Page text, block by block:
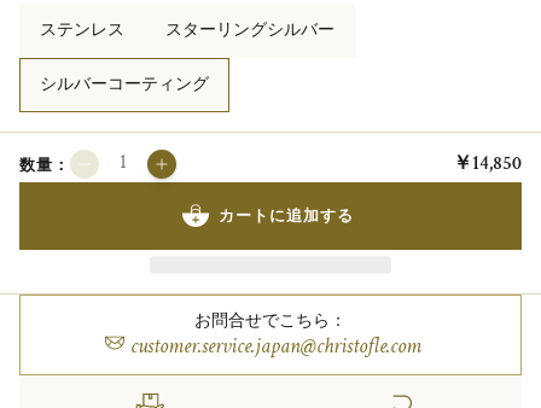
ステンレス
スターリングシルバー
シルバーコーティング
数量： ￥14,850
カートに追加する
お問合せでこちら：
customer.service.japan@christofle.com